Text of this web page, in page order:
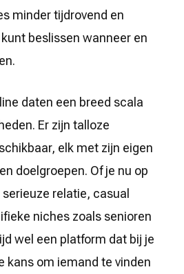
minder tijdrovend en
beslissen wanneer en
daten een breed scala
Er zijn talloze
elk met zijn eigen
doelgroepen. Of je nu op
relatie, casual
niches zoals senioren
wel een platform dat bij je
kans om iemand te vinden